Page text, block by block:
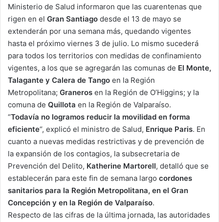
Ministerio de Salud informaron que las cuarentenas que
rigen en el Gran Santiago desde el 13 de mayo se
extenderán por una semana más, quedando vigentes
hasta el próximo viernes 3 de julio. Lo mismo sucederá
para todos los territorios con medidas de confinamiento
vigentes, a los que se agregarán las comunas de El Monte,
Talagante y Calera de Tango en la Región
Metropolitana; Graneros en la Región de O’Higgins; y la
comuna de Quillota en la Región de Valparaíso.
“Todavía no logramos reducir la movilidad en forma
eficiente“, explicó el ministro de Salud, Enrique Paris. En
cuanto a nuevas medidas restrictivas y de prevención de
la expansión de los contagios, la subsecretaria de
Prevención del Delito, Katherine Martorell, detalló que se
establecerán para este fin de semana largo cordones
sanitarios para la Región Metropolitana, en el Gran
Concepción y en la Región de Valparaíso.
Respecto de las cifras de la última jornada, las autoridades